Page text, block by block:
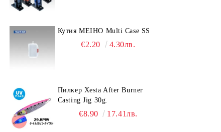
Кутия MEIHO Multi Case SS
€2.20 4.30лв.
Пилкер Xesta After Burner
Casting Jig 30g.
€8.90 17.41лв.